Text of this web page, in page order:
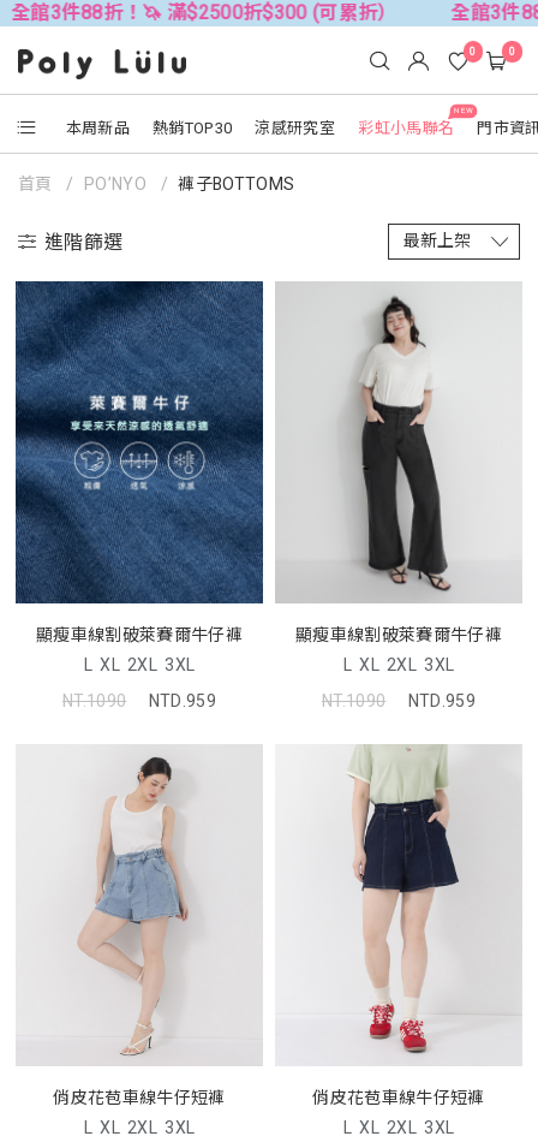
！🦄 滿$2500折$300 (可累折） 全館3件88折！🦄 滿
本周新品 熱銷TOP30 涼感研究室
NEW
彩虹小馬聯名 門市資
0 0
首頁 PO’NYO 褲子BOTTOMS
進階篩選
顯瘦車線割破萊賽爾牛仔褲
L XL 2XL 3XL
NT.1090
NTD.959
顯瘦車線割破萊賽爾牛仔褲
L XL 2XL 3XL
NT.1090
NTD.959
俏皮花苞車線牛仔短褲
L XL 2XL 3XL
俏皮花苞車線牛仔短褲
L XL 2XL 3XL